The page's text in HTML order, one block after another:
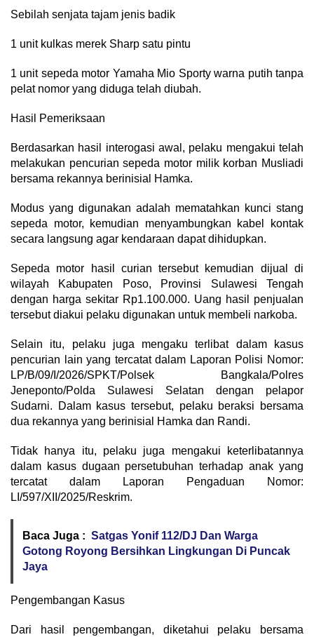
Sebilah senjata tajam jenis badik
1 unit kulkas merek Sharp satu pintu
1 unit sepeda motor Yamaha Mio Sporty warna putih tanpa
pelat nomor yang diduga telah diubah.
Hasil Pemeriksaan
Berdasarkan hasil interogasi awal, pelaku mengakui telah
melakukan pencurian sepeda motor milik korban Musliadi
bersama rekannya berinisial Hamka.
Modus yang digunakan adalah mematahkan kunci stang
sepeda motor, kemudian menyambungkan kabel kontak
secara langsung agar kendaraan dapat dihidupkan.
Sepeda motor hasil curian tersebut kemudian dijual di
wilayah Kabupaten Poso, Provinsi Sulawesi Tengah
dengan harga sekitar Rp1.100.000. Uang hasil penjualan
tersebut diakui pelaku digunakan untuk membeli narkoba.
Selain itu, pelaku juga mengaku terlibat dalam kasus
pencurian lain yang tercatat dalam Laporan Polisi Nomor:
LP/B/09/I/2026/SPKT/Polsek Bangkala/Polres
Jeneponto/Polda Sulawesi Selatan dengan pelapor
Sudarni. Dalam kasus tersebut, pelaku beraksi bersama
dua rekannya yang berinisial Hamka dan Randi.
Tidak hanya itu, pelaku juga mengakui keterlibatannya
dalam kasus dugaan persetubuhan terhadap anak yang
tercatat dalam Laporan Pengaduan Nomor:
LI/597/XII/2025/Reskrim.
Baca Juga : Satgas Yonif 112/DJ Dan Warga
Gotong Royong Bersihkan Lingkungan Di Puncak
Jaya
Pengembangan Kasus
Dari hasil pengembangan, diketahui pelaku bersama